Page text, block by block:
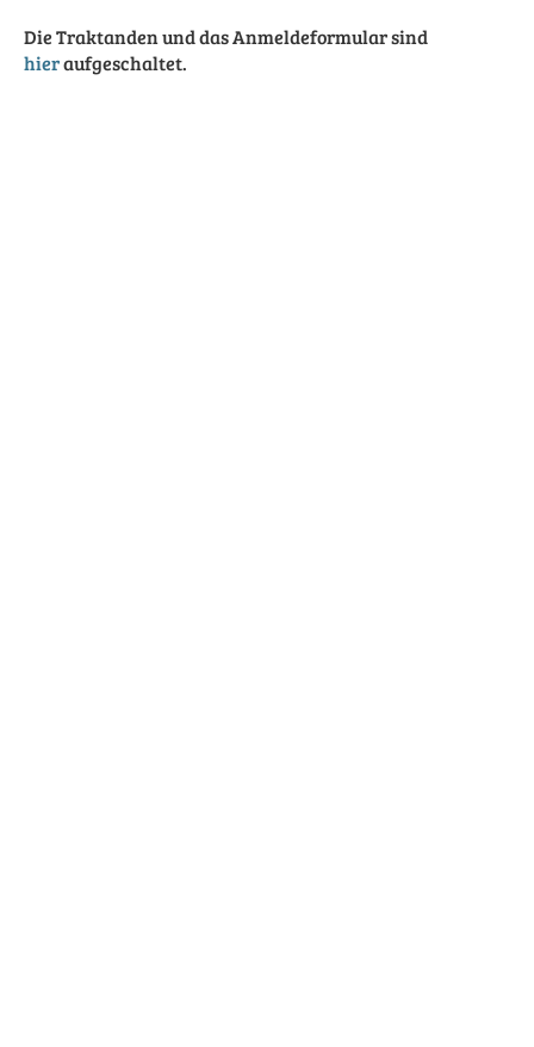
Die Traktanden und das Anmeldeformular sind
hieraufgeschaltet.